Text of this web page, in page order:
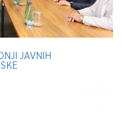
JAVNIH